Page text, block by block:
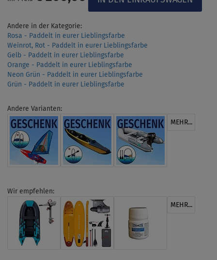
Andere in der Kategorie:
Rosa - Paddelt in eurer Lieblingsfarbe
Weinrot, Rot - Paddelt in eurer Lieblingsfarbe
Gelb - Paddelt in eurer Lieblingsfarbe
Orange - Paddelt in eurer Lieblingsfarbe
Neon Grün - Paddelt in eurer Lieblingsfarbe
Grün - Paddelt in eurer Lieblingsfarbe
Andere Varianten:
MEHR...
Wir empfehlen:
MEHR...